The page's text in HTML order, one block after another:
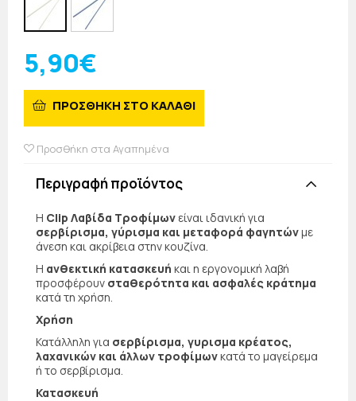
5,90€
ΠΡΟΣΘΗΚΗ ΣΤΟ ΚΑΛΑΘΙ
Προσθήκη στα Αγαπημένα
Περιγραφή προϊόντος
Η Clip Λαβίδα Τροφίμων είναι ιδανική για
σερβίρισμα, γύρισμα και μεταφορά φαγητώνμε
άνεση και ακρίβεια στην κουζίνα.
Η ανθεκτική κατασκευή και η εργονομική λαβή
προσφέρουν σταθερότητα και ασφαλές κράτημα
κατά τη χρήση.
Χρήση
Κατάλληλη για σερβίρισμα, γυρισμα κρέατος,
λαχανικών και άλλων τροφίμωνκατά το μαγείρεμα
ή το σερβίρισμα.
Κατασκευή